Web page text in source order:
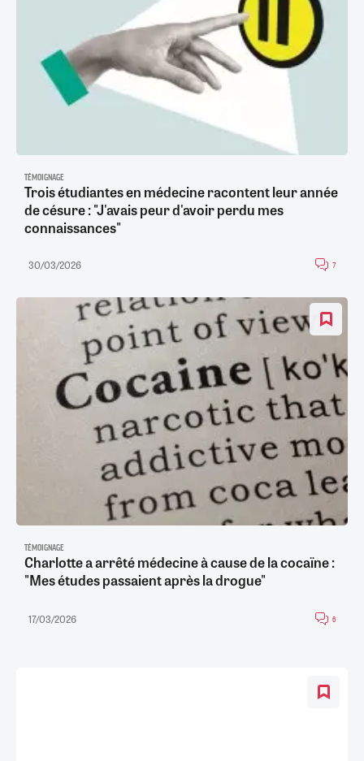
TÉMOIGNAGE
Trois étudiantes en médecine racontent leur année
de césure : "J'avais peur d'avoir perdu mes
connaissances"
30/03/2026 7
TÉMOIGNAGE
Charlotte a arrêté médecine à cause de la cocaïne :
"Mes études passaient après la drogue"
17/03/2026 6